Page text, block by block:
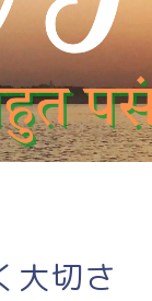
大切さ